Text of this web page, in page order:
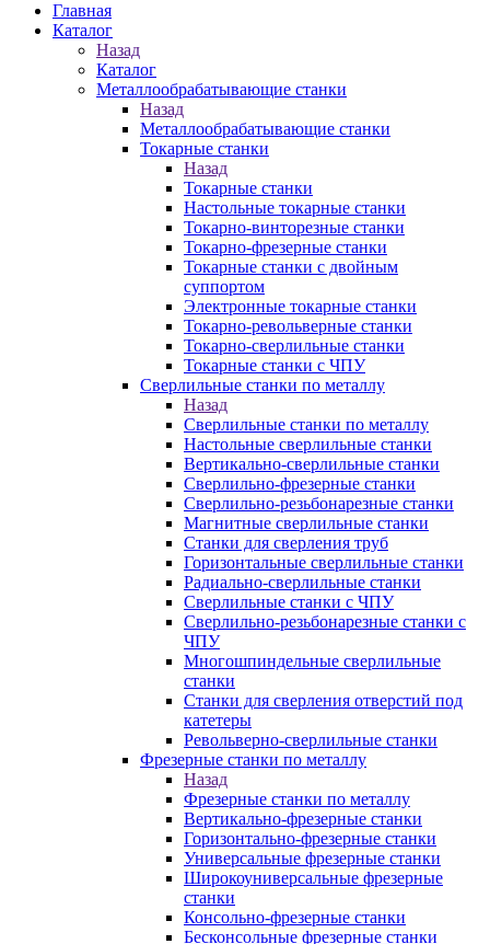
Главная
Каталог
Назад
Каталог
Металлообрабатывающие станки
Назад
Металлообрабатывающие станки
Токарные станки
Назад
Токарные станки
Настольные токарные станки
Токарно-винторезные станки
Токарно-фрезерные станки
Токарные станки с двойным
суппортом
Электронные токарные станки
Токарно-револьверные станки
Токарно-сверлильные станки
Токарные станки с ЧПУ
Сверлильные станки по металлу
Назад
Сверлильные станки по металлу
Настольные сверлильные станки
Вертикально-сверлильные станки
Сверлильно-фрезерные станки
Сверлильно-резьбонарезные станки
Магнитные сверлильные станки
Станки для сверления труб
Горизонтальные сверлильные станки
Радиально-сверлильные станки
Сверлильные станки с ЧПУ
Сверлильно-резьбонарезные станки с
ЧПУ
Многошпиндельные сверлильные
станки
Станки для сверления отверстий под
катетеры
Револьверно-сверлильные станки
Фрезерные станки по металлу
Назад
Фрезерные станки по металлу
Вертикально-фрезерные станки
Горизонтально-фрезерные станки
Универсальные фрезерные станки
Широкоуниверсальные фрезерные
станки
Консольно-фрезерные станки
Бесконсольные фрезерные станки